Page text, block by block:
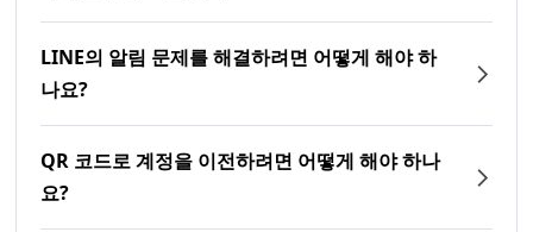
LINE의 알림 문제를 해결하려면 어떻게 해야 하
나요?
QR 코드로 계정을 이전하려면 어떻게 해야 하나
요?